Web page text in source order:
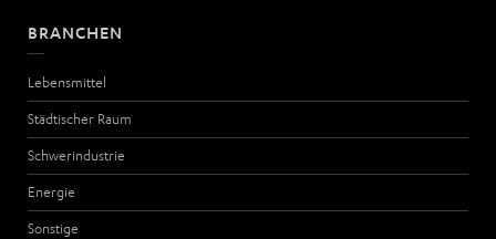
BRANCHEN
Lebensmittel
Städtischer Raum
Schwerindustrie
Energie
Sonstige